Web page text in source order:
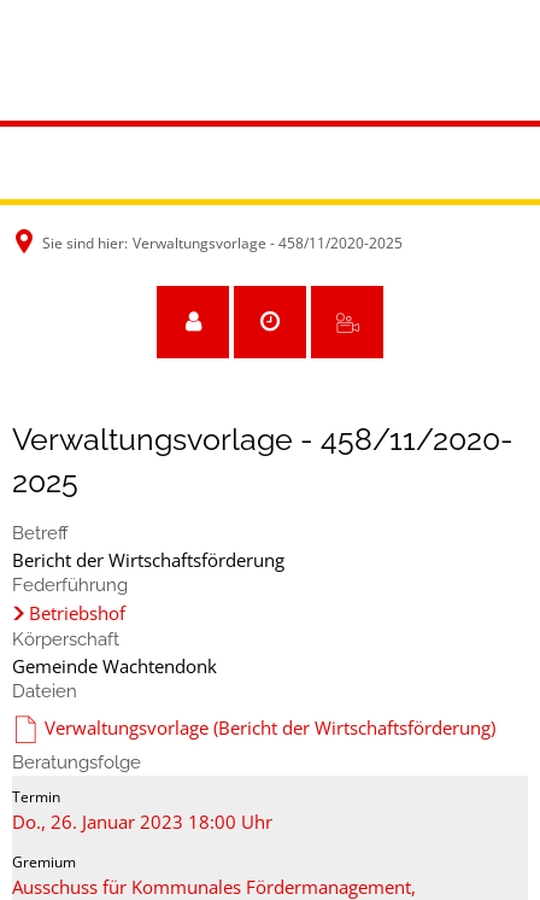
Sie sind hier: Verwaltungsvorlage - 458/11/2020-2025
Verwaltungsvorlage - 458/11/2020-
2025
Betreff
Bericht der Wirtschaftsförderung
Federführung
Betriebshof
Körperschaft
Gemeinde Wachtendonk
Dateien
Verwaltungsvorlage (Bericht der Wirtschaftsförderung)
Beratungsfolge
Do., 26. Januar 2023 18:00 Uhr
Ausschuss für Kommunales Fördermanagement,